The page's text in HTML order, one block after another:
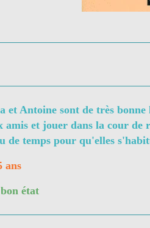
et Antoine sont de très
amis et jouer dans la cour
de temps pour qu'elles
ans
état